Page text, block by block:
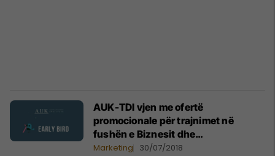
AUK-TDI vjen me ofertë
promocionale për trajnimet në
fushën e Biznesit dhe
Menaxhmentit
Marketing 30/07/2018